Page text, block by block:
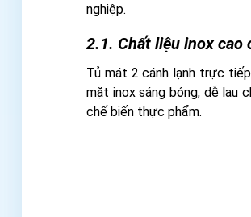
nghiệp.
2.1. Chất liệu inox cao
Tủ mát 2 cánh lạnh trực
mặt inox sáng bóng, dễ lau
chế biến thực phẩm.